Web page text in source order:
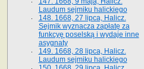
Laudum sejmiku halickiego
148. 1668, 27 lipca, Halicz.
Sejmik wyznacza zapłatę za
funkcyę poselską i wydaje inne
asygnaty
149. 1668, 28 lipca, Halicz.
Laudum sejmiku halickiego